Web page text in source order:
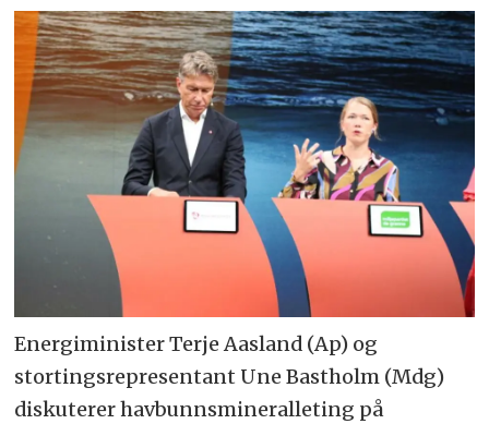
Energiminister Terje Aasland (Ap) og
stortingsrepresentant Une Bastholm (Mdg)
diskuterer havbunnsmineralleting på